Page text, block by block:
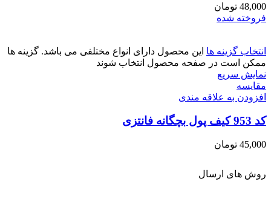
48,000 تومان
فروخته شده
انتخاب گزینه ها این محصول دارای انواع مختلفی می باشد. گزینه ها
ممکن است در صفحه محصول انتخاب شوند
نمایش سریع
مقايسه
افزودن به علاقه مندی
کد 953 کیف پول بچگانه فانتزی
45,000 تومان
روش های ارسال